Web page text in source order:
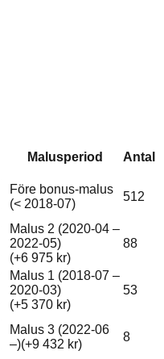
Malusperiod Antal
Före bonus-malus
(< 2018-07)
512
Malus 2 (2020-04 –
2022-05)
(+6 975 kr)
88
Malus 1 (2018-07 –
2020-03)
(+5 370 kr)
53
Malus 3 (2022-06
–)(+9 432 kr)
8